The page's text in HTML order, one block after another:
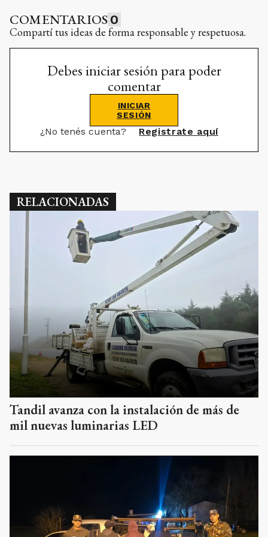
COMENTARIOS 0
Compartí tus ideas de forma responsable y respetuosa.
Debes iniciar sesión para poder
comentar
INICIAR
SESIÓN
¿No tenés cuenta? Registrate aquí
RELACIONADAS
Tandil avanza con la instalación de más de
mil nuevas luminarias LED